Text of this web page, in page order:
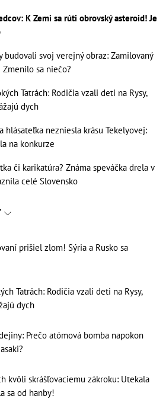
K Zemi sa rúti obrovský asteroid! Je
budovali svoj verejný obraz: Zamilovaný
sa niečo?
Tatrách: Rodičia vzali deti na Rysy,
dych
hlásateľka nezniesla krásu Tekelyovej:
na konkurze
či karikatúra? Známa speváčka drela v
celé Slovensko
prišiel zlom! Sýria a Rusko sa
Tatrách: Rodičia vzali deti na Rysy,
dych
Prečo atómová bomba napokon
kvôli skrášľovaciemu zákroku: Utekala
sa od hanby!